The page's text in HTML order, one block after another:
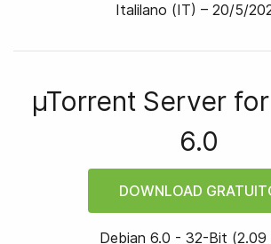
Italilano (IT) – 20/5/
µTorrent Server for
6.0
DOWNLOAD
Debian 6.0 - 32-bit (2.09